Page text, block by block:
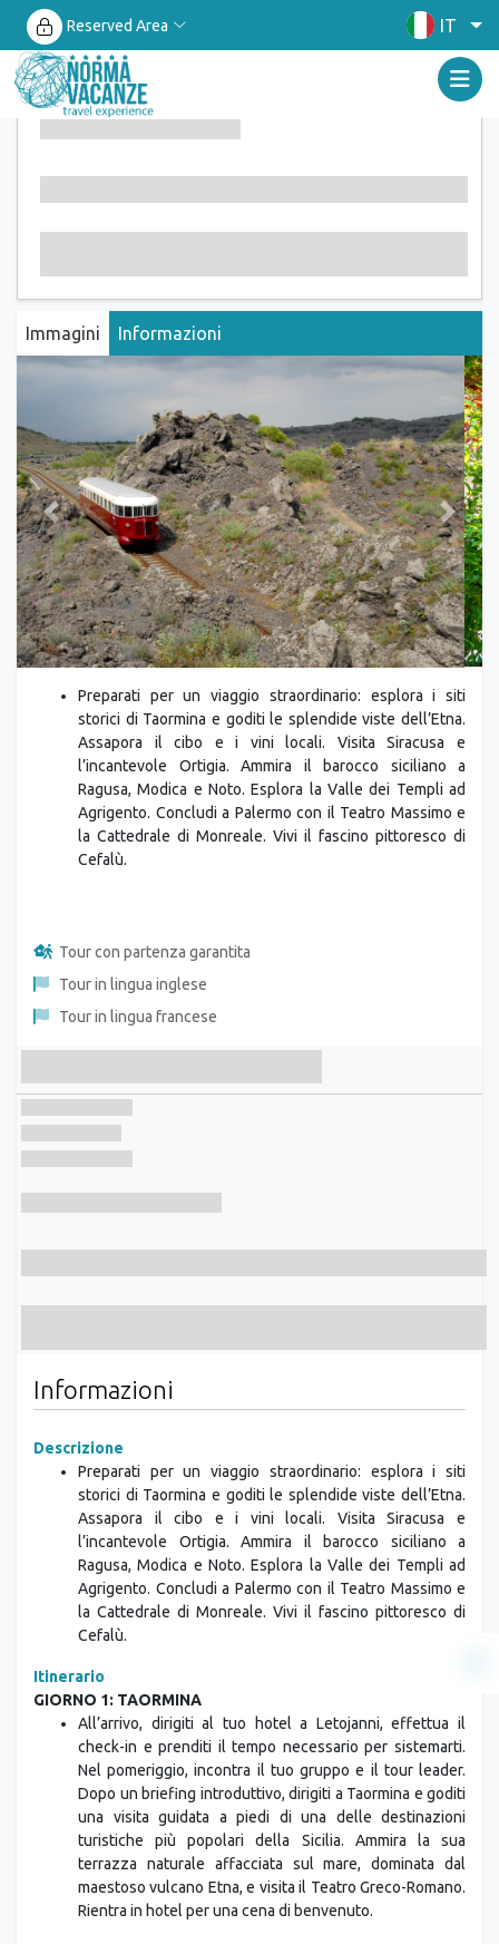
Reserved Area IT
Immagini Informazioni
Previous Next
Preparati per un viaggio straordinario: esplora i siti
storici di Taormina e goditi le splendide viste dell’Etna.
Assapora il cibo e i vini locali. Visita Siracusa e
l’incantevole Ortigia. Ammira il barocco siciliano a
Ragusa, Modica e Noto. Esplora la Valle dei Templi ad
Agrigento. Concludi a Palermo con il Teatro Massimo e
la Cattedrale di Monreale. Vivi il fascino pittoresco di
Cefalù.
Tour con partenza garantita
Tour in lingua inglese
Tour in lingua francese
Informazioni
Descrizione
Preparati per un viaggio straordinario: esplora i siti
storici di Taormina e goditi le splendide viste dell’Etna.
Assapora il cibo e i vini locali. Visita Siracusa e
l’incantevole Ortigia. Ammira il barocco siciliano a
Ragusa, Modica e Noto. Esplora la Valle dei Templi ad
Agrigento. Concludi a Palermo con il Teatro Massimo e
la Cattedrale di Monreale. Vivi il fascino pittoresco di
Cefalù.
Itinerario
GIORNO 1: TAORMINA
All’arrivo, dirigiti al tuo hotel a Letojanni, effettua il
check-in e prenditi il tempo necessario per sistemarti.
Nel pomeriggio, incontra il tuo gruppo e il tour leader.
Dopo un briefing introduttivo, dirigiti a Taormina e goditi
una visita guidata a piedi di una delle destinazioni
turistiche più popolari della Sicilia. Ammira la sua
terrazza naturale affacciata sul mare, dominata dal
maestoso vulcano Etna, e visita il Teatro Greco-Romano.
Rientra in hotel per una cena di benvenuto.